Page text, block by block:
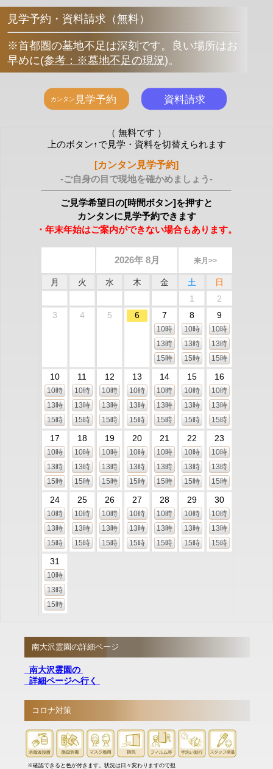
見学予約・資料請求（無料）
※首都圏の墓地不足は深刻です。良い場所はお
早めに(参考：※墓地不足の現況)。
（ 無料です ）
上のボタン↑で見学・資料を切替えられます
[カンタン見学予約]
-ご自身の目で現地を確かめましょう-
ご見学希望日の[時間ボタン]を押すと
カンタンに見学予約できます
・年末年始はご案内ができない場合もあります。
2026年 8月 来月>>
月 火 水 木 金 土
日
1
2
3
4 5 6 7
10時
13時
15時
8
10時
13時
15時
9
10時
13時
15時
10
10時
13時
15時
11
10時
13時
15時
12
10時
13時
15時
13
10時
13時
15時
14
10時
13時
15時
15
10時
13時
15時
16
10時
13時
15時
17
10時
13時
15時
18
10時
13時
15時
19
10時
13時
15時
20
10時
13時
15時
21
10時
13時
15時
22
10時
13時
15時
23
10時
13時
15時
24
10時
13時
15時
25
10時
13時
15時
26
10時
13時
15時
27
10時
13時
15時
28
10時
13時
15時
29
10時
13時
15時
30
10時
13時
15時
31
10時
13時
15時
南大沢霊園の詳細ページ
南大沢霊園の
詳細ページへ行く
コロナ対策
※確認できると色が付きます。状況は日々変わりますので担